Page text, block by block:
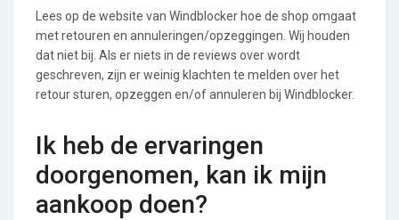
Lees op de website van Windblocker hoe de shop omgaat
met retouren en annuleringen/opzeggingen. Wij houden
dat niet bij. Als er niets in de reviews over wordt
geschreven, zijn er weinig klachten te melden over het
retour sturen, opzeggen en/of annuleren bij Windblocker.
Ik heb de ervaringen
doorgenomen, kan ik mijn
aankoop doen?